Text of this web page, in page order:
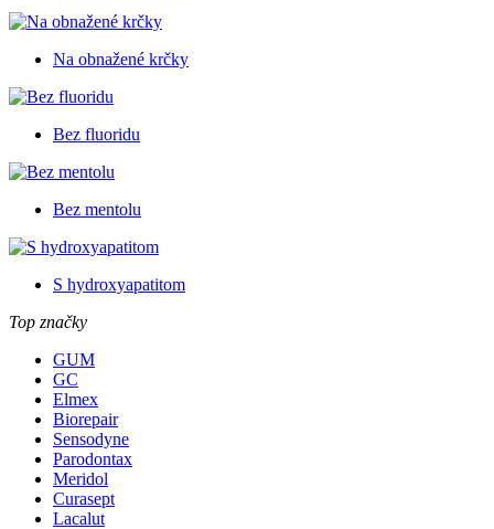
Na obnažené krčky
Bez fluoridu
Bez mentolu
S hydroxyapatitom
Top značky
GUM
GC
Elmex
Biorepair
Sensodyne
Parodontax
Meridol
Curasept
Lacalut